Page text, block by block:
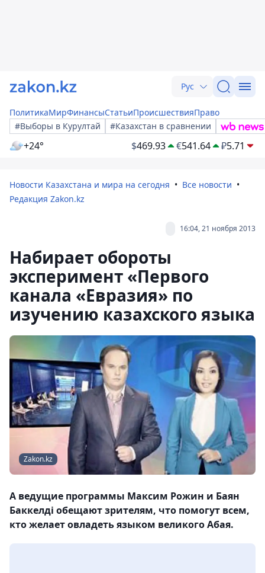
Рус
ПолитикаМирФинансыСтатьиПроисшествияПраво
#Выборы в Курултай
#Казахстан в сравнении
+24° $469.93 €541.64 ₽5.71
Новости Казахстана и мира на сегодня
Все новости
Редакция Zakon.kz
16:04, 21 ноября 2013
Набирает обороты
эксперимент «Первого
канала «Евразия» по
изучению казахского языка
Zakon.kz
А ведущие программы Максим Рожин и Баян
Баккелді обещают зрителям, что помогут всем,
кто желает овладеть языком великого Абая.